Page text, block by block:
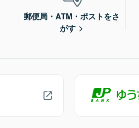
郵便局・ATM・ポストをさ
がす